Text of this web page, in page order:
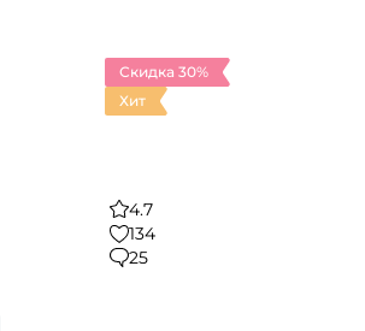
Скидка 30%
Хит
4.7
134
25